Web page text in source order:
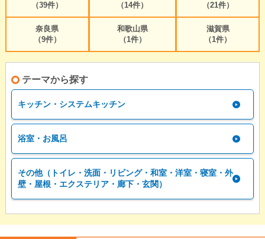
（39件）
（14件）
（21件）
奈良県
（9件）
和歌山県
（1件）
滋賀県
（1件）
テーマから探す
キッチン・システムキッチン
浴室・お風呂
その他（トイレ・洗面・リビング・和室・洋室・寝室・外
壁・屋根・エクステリア・廊下・玄関）